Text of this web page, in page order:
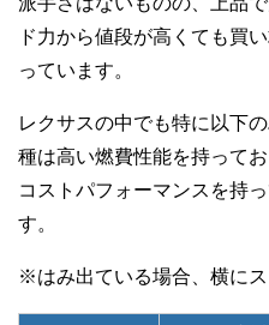
ド力から値段が高くても買
っています。
レクサスの中でも特に以下
種は高い燃費性能を持って
コストパフォーマンスを持
す。